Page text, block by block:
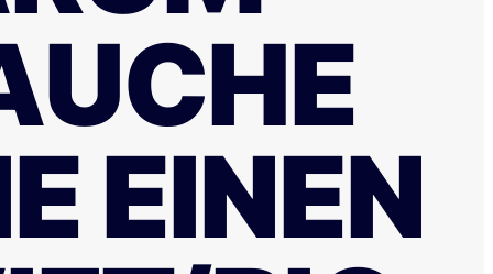
EINEN